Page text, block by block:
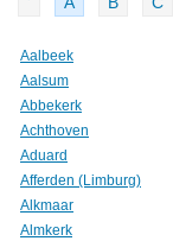
Aalbeek
Aalsum
Abbekerk
Achthoven
Aduard
Afferden (Limburg)
Alkmaar
Almkerk